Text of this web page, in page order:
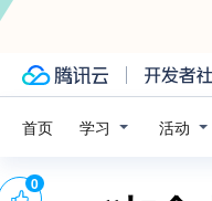
首页 学习 活动
0